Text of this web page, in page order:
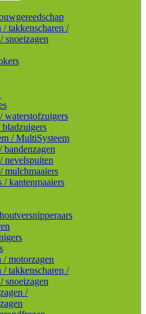
/ takkenscharen /
snoeizagen
waterstofzuigers
/ MultiSysteem
nevelspuiten
mulchmaaiers
/ kantenmaaiers
/ motorzagen
/ takkenscharen /
snoeizagen
/